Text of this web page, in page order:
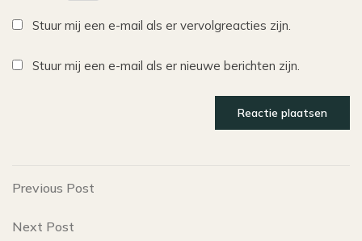
Stuur mij een e-mail als er vervolgreacties zijn.
Stuur mij een e-mail als er nieuwe berichten zijn.
Bericht
navigatie
Previous
Previous Post
Next
Next Post